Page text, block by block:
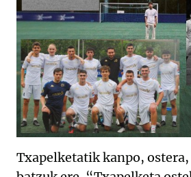
Txapelketatik kanpo,